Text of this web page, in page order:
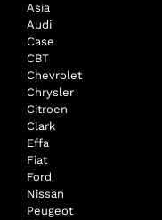
Asia
Audi
Case
CBT
Chevrolet
Chrysler
Citroen
Clark
Effa
Fiat
Ford
Nissan
Peugeot